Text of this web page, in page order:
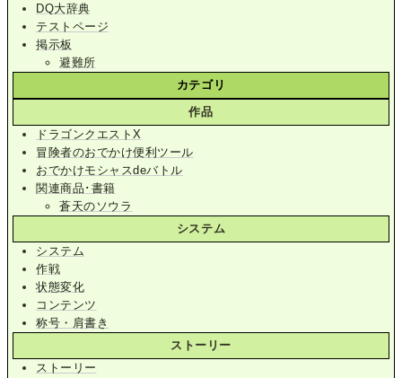
DQ大辞典
テストページ
掲示板
避難所
カテゴリ
作品
ドラゴンクエストX
冒険者のおでかけ便利ツール
おでかけモシャスdeバトル
関連商品･書籍
蒼天のソウラ
システム
システム
作戦
状態変化
コンテンツ
称号・肩書き
ストーリー
ストーリー